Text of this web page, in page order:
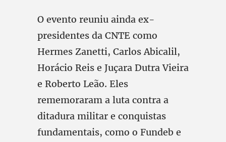
O evento reuniu ainda ex-
presidentes da CNTE como
Hermes Zanetti, Carlos Abicalil,
Horácio Reis e Juçara Dutra Vieira
e Roberto Leão. Eles
rememoraram a luta contra a
ditadura militar e conquistas
fundamentais, como o Fundeb e